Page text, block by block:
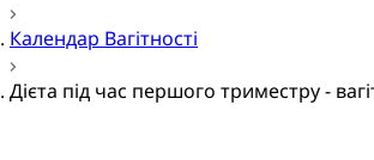
Календар Вагітності
Дієта під час першого триместру -